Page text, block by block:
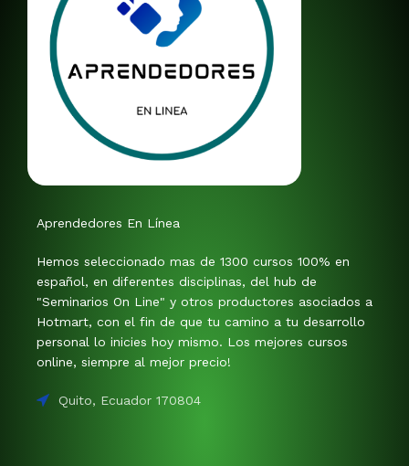
Aprendedores En Línea
Hemos seleccionado mas de 1300 cursos 100% en
español, en diferentes disciplinas, del hub de
"Seminarios On Line" y otros productores asociados a
Hotmart, con el fin de que tu camino a tu desarrollo
personal lo inicies hoy mismo. Los mejores cursos
online, siempre al mejor precio!
Quito, Ecuador 170804